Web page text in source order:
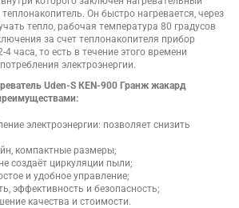
Он быстро нагревается, через
тепло, рабочая температура 80 градусов
за счет теплонакопителя прибор
часа, то есть в течение этого времени
электроэнергии.
Uden-S КЕN-900 Гранж жакард
электроэнергии: позволяет снизить
компактные размеры;
создаёт циркуляции пыли;
и удобное управление;
эффективность и безопасность;
качества и стоимости.